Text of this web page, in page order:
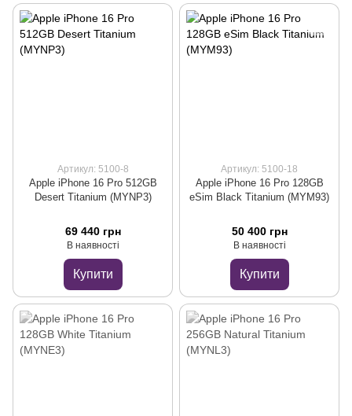
Артикул: 5100-8
Apple iPhone 16 Pro 512GB
Desert Titanium (MYNP3)
69 440 грн
В наявності
Купити
Артикул: 5100-18
Apple iPhone 16 Pro 128GB
eSim Black Titanium (MYM93)
50 400 грн
В наявності
Купити